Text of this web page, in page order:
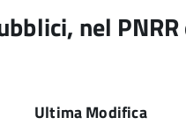
nel PNRR
Ultima Modifica